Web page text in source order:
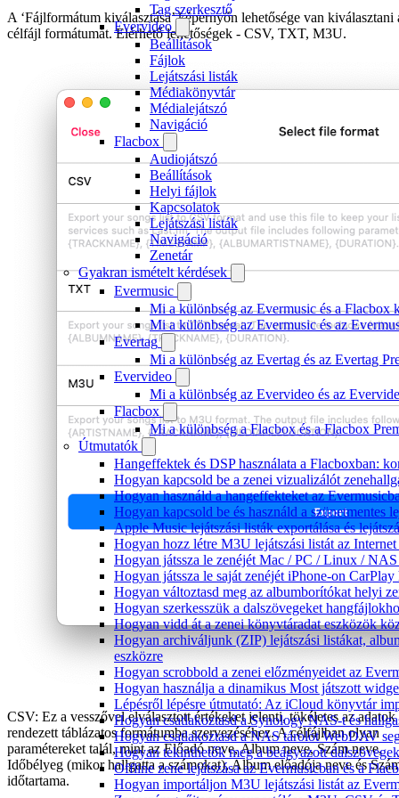
Tag szerkesztő
Evervideo
Beállítások
Fájlok
Lejátszási listák
Médiakönyvtár
Médialejátszó
Navigáció
Flacbox
Audiojátszó
Beállítások
Helyi fájlok
Kapcsolatok
Lejátszási listák
Navigáció
Zenetár
Gyakran ismételt kérdések
Evermusic
Mi a különbség az Evermusic és a Flacbox
Mi a különbség az Evermusic és az
Evertag
Mi a különbség az Evertag és az Evertag
Evervideo
Mi a különbség az Evervideo és az
Flacbox
Mi a különbség a Flacbox és a Flacbox
Útmutatók
Hangeffektek és DSP használata a Flacboxban:
Hogyan kapcsold be a zenei vizualizálót
Hogyan használd a hangeffekteket az
Hogyan kapcsold be és használd a szünetmentes
Apple Music lejátszási listák exportálása és
Hogyan hozz létre M3U lejátszási listát az
Hogyan játssza le zenéjét Mac / PC / Linux /
Hogyan játssza le saját zenéjét iPhone-on CarPlay
Hogyan változtasd meg az albumborítókat helyi
Hogyan szerkesszük a dalszövegeket
Hogyan vidd át a zenei könyvtáradat eszközök
Hogyan archiváljunk (ZIP) lejátszási listákat,
eszközre
Hogyan scrobbold a zenei előzményeidet az
Hogyan használja a dinamikus Most játszott
Lépésről lépésre útmutató: Az iCloud könyvtár
Hogyan csatlakoztasd a Synology NAS-t és
Hogyan csatlakoztasd a NAS tárolót WebDAV
Hogyan tekinthetők meg a beágyazott
Offline zene lejátszása az Evermusicban és a
Hogyan importáljon M3U lejátszási listát az
A ‘Fájlformátum kiválasztása’ képernyőn lehetősége van kiválasztani
célfájl formátumát. Elérhető lehetőségek - CSV, TXT, M3U.
CSV: Ez a vesszővel elválasztott értékeket jelenti, tökéletes az adatok
rendezett táblázatos formátumba szervezéséhez. A célfájlban olyan
paramétereket talál, mint az Előadó neve, Album neve, Szám neve,
Időbélyeg (mikor hallgatta a számokat), Album előadója neve és
időtartama.